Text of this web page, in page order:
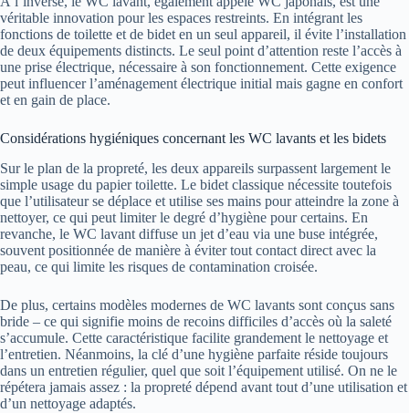
véritable innovation pour les espaces restreints. En intégrant les
fonctions de toilette et de bidet en un seul appareil, il évite l’installation
de deux équipements distincts. Le seul point d’attention reste l’accès à
une prise électrique, nécessaire à son fonctionnement. Cette exigence
peut influencer l’aménagement électrique initial mais gagne en confort
et en gain de place.
Considérations hygiéniques concernant les WC lavants et les bidets
Sur le plan de la propreté, les deux appareils surpassent largement le
simple usage du papier toilette. Le bidet classique nécessite toutefois
que l’utilisateur se déplace et utilise ses mains pour atteindre la zone à
nettoyer, ce qui peut limiter le degré d’hygiène pour certains. En
revanche, le WC lavant diffuse un jet d’eau via une buse intégrée,
souvent positionnée de manière à éviter tout contact direct avec la
peau, ce qui limite les risques de contamination croisée.
De plus, certains modèles modernes de WC lavants sont conçus sans
bride – ce qui signifie moins de recoins difficiles d’accès où la saleté
s’accumule. Cette caractéristique facilite grandement le nettoyage et
l’entretien. Néanmoins, la clé d’une hygiène parfaite réside toujours
dans un entretien régulier, quel que soit l’équipement utilisé. On ne le
répétera jamais assez : la propreté dépend avant tout d’une utilisation et
d’un nettoyage adaptés.